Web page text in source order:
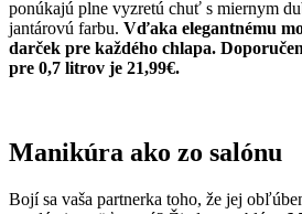
ponúkajú plne vyzretú chuť s miernym
jantárovú farbu. Vďaka elegantnému
darček pre každého chlapa.
pre 0,7 litrov je 21,99€.
Manikúra ako zo salónu
Bojí sa vaša partnerka toho, že jej